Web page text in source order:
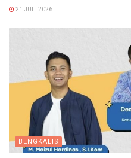
21 JULI 2026
BENGKALIS